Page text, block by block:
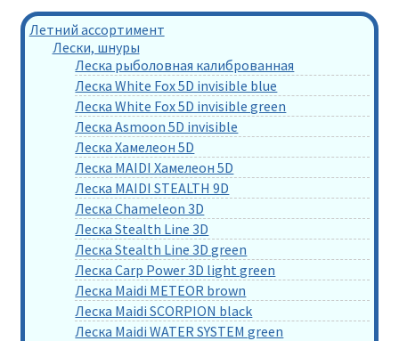
Летний ассортимент
Лески, шнуры
Леска рыболовная калиброванная
Леска White Fox 5D invisible blue
Леска White Fox 5D invisible green
Леска Asmoon 5D invisible
Леска Хамелеон 5D
Леска MAIDI Хамелеон 5D
Леска MAIDI STEALTH 9D
Леска Chameleon 3D
Леска Stealth Line 3D
Леска Stealth Line 3D green
Леска Carp Power 3D light green
Леска Maidi METEOR brown
Леска Maidi SCORPION black
Леска Maidi WATER SYSTEM green